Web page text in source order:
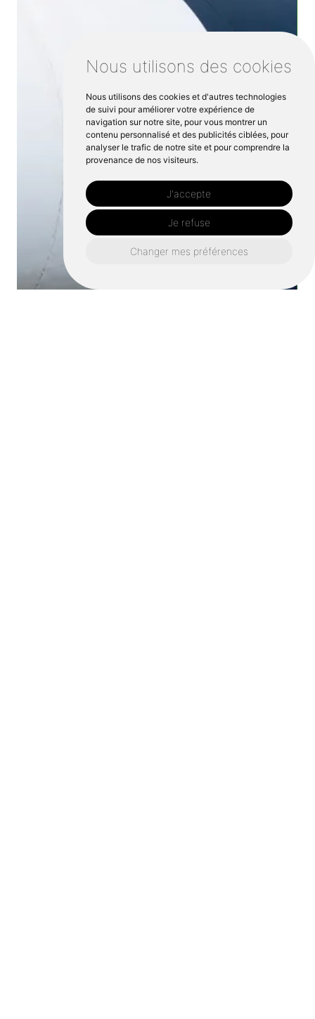
Nous utilisons des cookies
Nous utilisons des cookies et d'autres technologies
de suivi pour améliorer votre expérience de
navigation sur notre site, pour vous montrer un
contenu personnalisé et des publicités ciblées, pour
analyser le trafic de notre site et pour comprendre la
provenance de nos visiteurs.
J'accepte
Je refuse
Changer mes préférences